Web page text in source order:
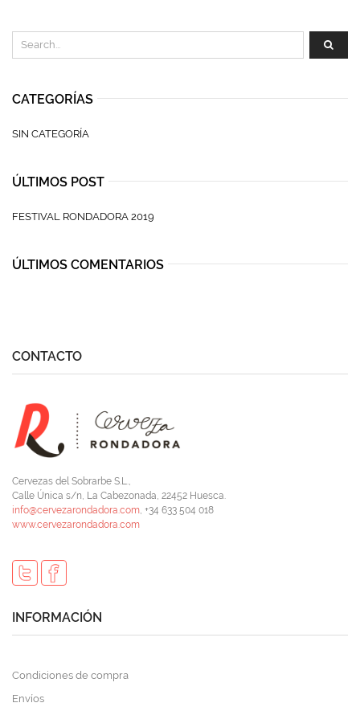
CATEGORÍAS
SIN CATEGORÍA
ÚLTIMOS POST
FESTIVAL RONDADORA 2019
ÚLTIMOS COMENTARIOS
CONTACTO
Cervezas del Sobrarbe S.L.,
Calle Única s/n, La Cabezonada, 22452 Huesca.
info@cervezarondadora.com, +34 633 504 018
www.cervezarondadora.com
INFORMACIÓN
Condiciones de compra
Envíos